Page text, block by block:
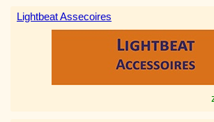
Lightbeat Assecoires